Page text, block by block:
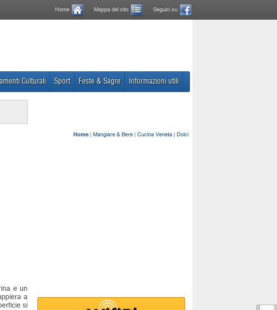
Home Mappa del sito Seguici su
Culturali Sport Feste & Sagre Informazioni utili
Home | Mangiare & Bere | Cucina Veneta | Dolci
e un
a
si